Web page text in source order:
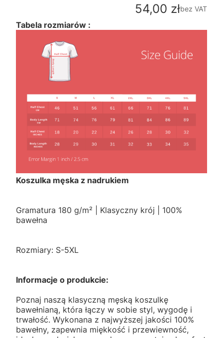
Cena
54,00 złbez VAT
Tabela rozmiarów :
Koszulka męska z nadrukiem
Gramatura 180 g/m² | Klasyczny krój | 100%
bawełna
Rozmiary: S-5XL
Informacje o produkcie:
Poznaj naszą klasyczną męską koszulkę
bawełnianą, która łączy w sobie styl, wygodę i
trwałość. Wykonana z najwyższej jakości 100%
bawełny, zapewnia miękkość i przewiewność,